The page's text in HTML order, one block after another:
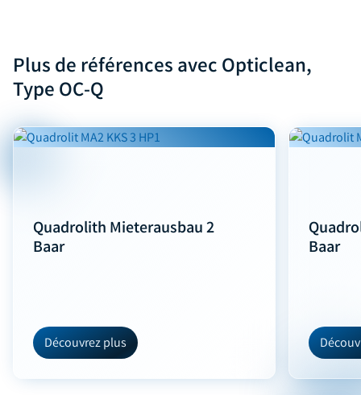
Plus de références avec Opticlean,
Type OC-Q
Quadrolith Mieterausbau 2
Baar
Découvrez plus
Baar